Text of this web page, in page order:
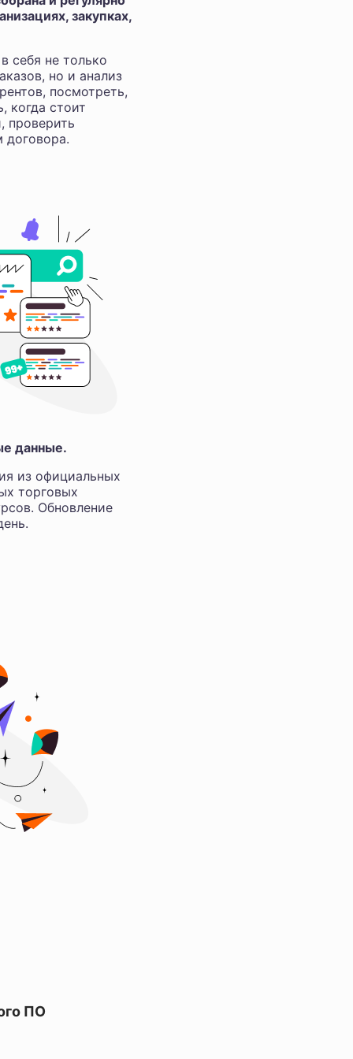
закупках,
себя не только
но и анализ
посмотреть,
когда стоит
проверить
договора.
данные.
из официальных
торговых
Обновление
ПО